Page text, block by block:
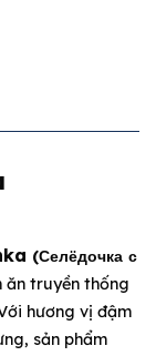
(Селёдочка с
ăn truyền thống
hương vị đậm
sản phẩm